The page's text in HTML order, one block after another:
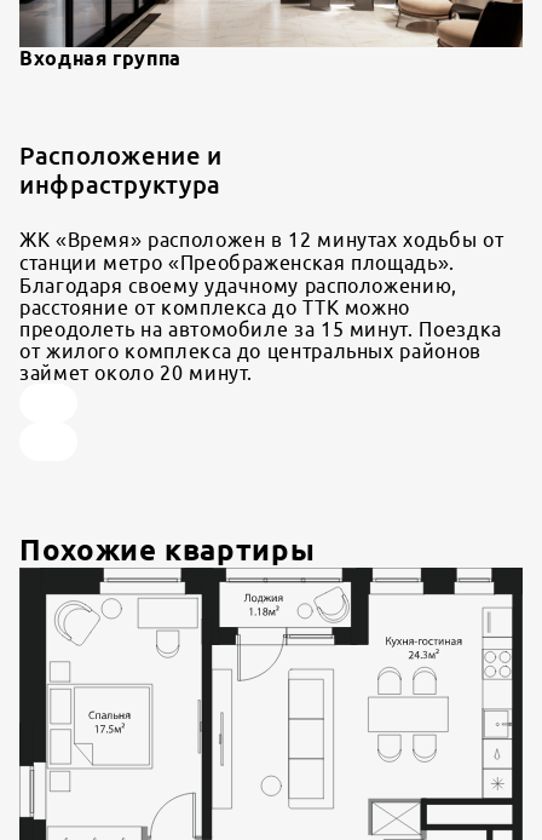
Входная группа
Расположение и
инфраструктура
ЖК «Время» расположен в 12 минутах ходьбы от
станции метро «Преображенская площадь».
Благодаря своему удачному расположению,
расстояние от комплекса до ТТК можно
преодолеть на автомобиле за 15 минут. Поездка
от жилого комплекса до центральных районов
займет около 20 минут.
Похожие квартиры